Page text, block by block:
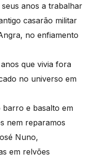
anos a trabalhar
casarão militar
no enfiamento
que vivia fora
no universo em
barro e basalto em
nem reparamos
Nuno,
em relvões